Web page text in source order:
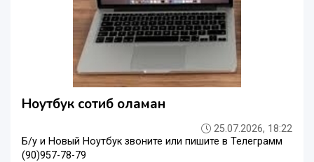
Ноутбук сотиб оламан
25.07.2026, 18:22
Б/у и Новый Ноутбук звоните или пишите в Телеграмм
(90)957-78-79